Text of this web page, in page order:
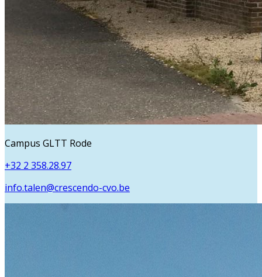
Campus GLTT Rode
+32 2 358.28.97
info.talen@crescendo-cvo.be